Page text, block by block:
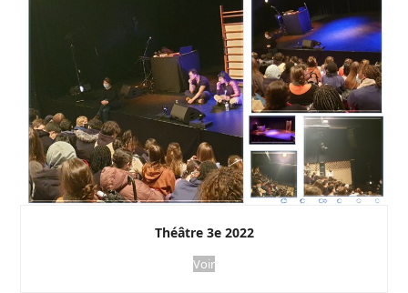
Théâtre 3e 2022
Voir